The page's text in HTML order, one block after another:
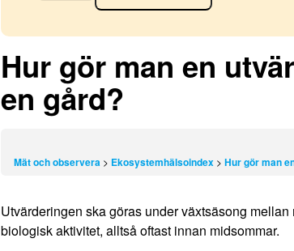
Hur gör man en
en gård?
Mät och observera Ekosystemhälsoindex Hur gör man
Utvärderingen ska göras under växtsäsong
biologisk aktivitet, alltså oftast innan midsommar.